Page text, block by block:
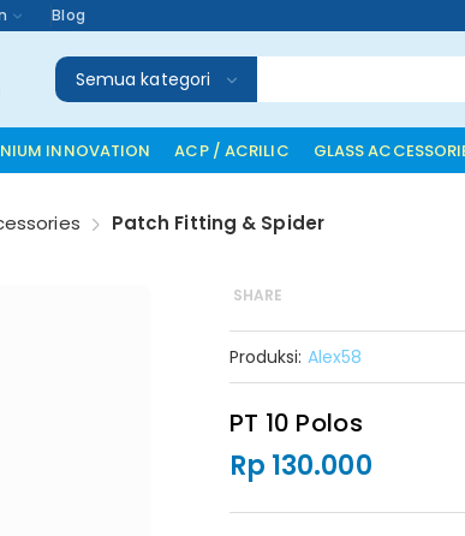
Blog
Semua kategori
INNOVATION ACP / ACRILIC GLASS
Patch Fitting & Spider
SHARE
Produksi: Alex58
PT 10 Polos
Rp 130.000